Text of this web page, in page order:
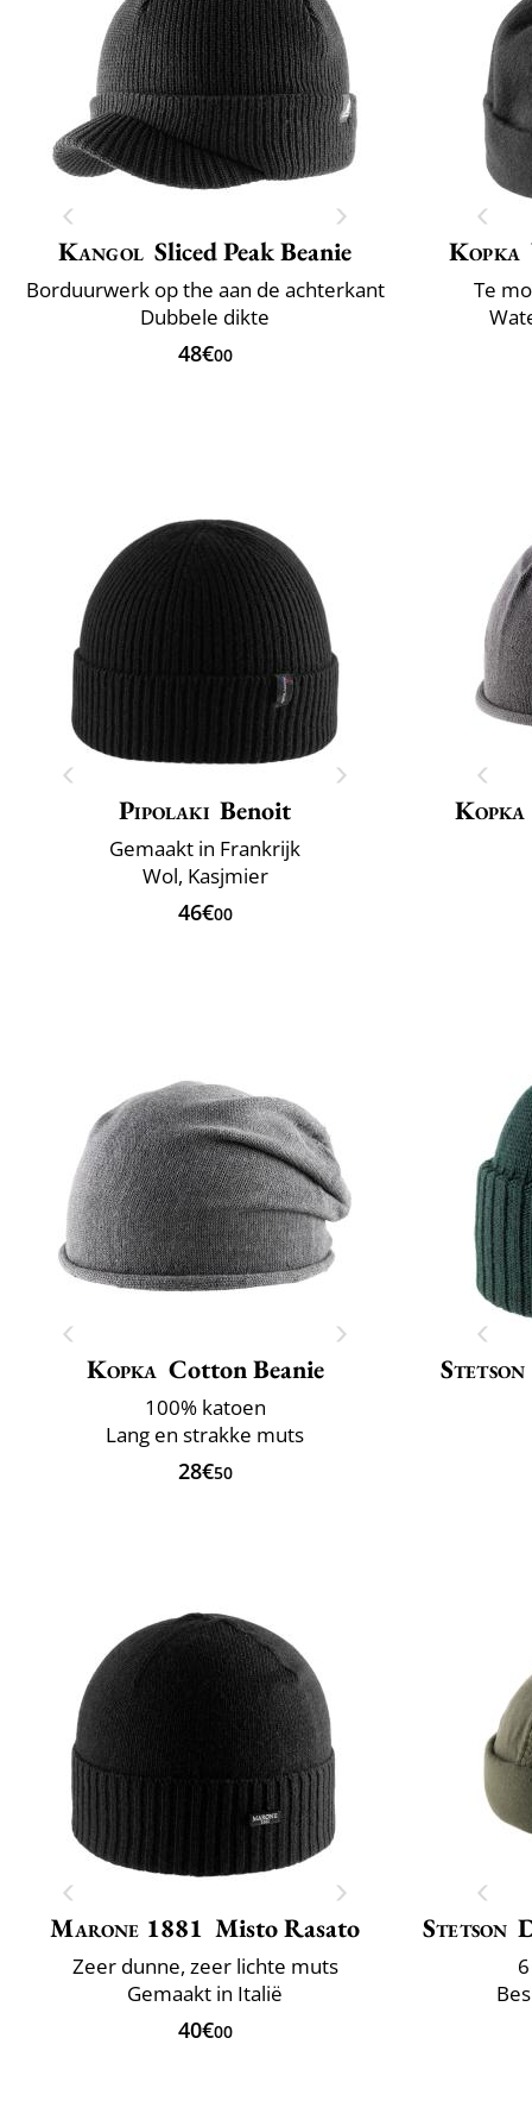
Kangol Sliced Peak Beanie
Borduurwerk op the aan de achterkant
Dubbele dikte
48€00
Kopka
Te
Pipolaki Benoit
Gemaakt in Frankrijk
Wol, Kasjmier
46€00
Kopka
Kopka Cotton Beanie
100% katoen
Lang en strakke muts
28€50
Stetson
Marone 1881 Misto Rasato
Zeer dunne, zeer lichte muts
Gemaakt in Italië
40€00
Stetson